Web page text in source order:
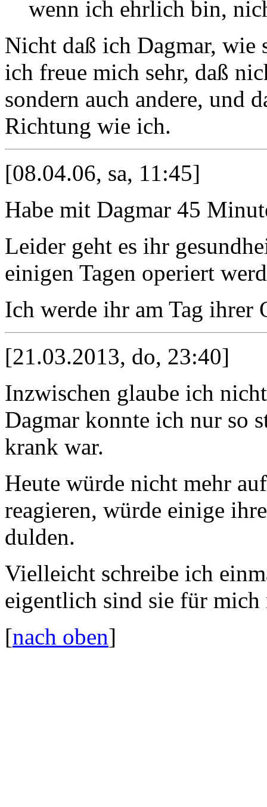
wenn ich ehrlich bin,
Nicht daß ich Dagmar, wie
ich freue mich sehr, daß
sondern auch andere, und
Richtung wie ich.
[08.04.06, sa, 11:45]
Habe mit Dagmar 45
Leider geht es ihr
einigen Tagen operiert
Ich werde ihr am Tag ihrer
[21.03.2013, do, 23:40]
Inzwischen glaube ich
Dagmar konnte ich nur so
krank war.
Heute würde nicht mehr
reagieren, würde einige
dulden.
Vielleicht schreibe ich
eigentlich sind sie für
[nach oben]